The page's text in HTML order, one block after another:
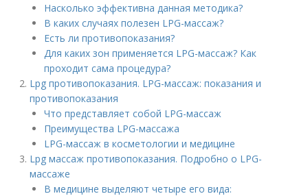
Насколько эффективна данная методика?
В каких случаях полезен LPG-массаж?
Есть ли противопоказания?
Для каких зон применяется LPG-массаж? Как
проходит сама процедура?
Lpg противопоказания. LPG-массаж: показания и
противопоказания
Что представляет собой LPG-массаж
Преимущества LPG-массажа
LPG-массаж в косметологии и медицине
Lpg массаж противопоказания. Подробно о LPG-
массаже
В медицине выделяют четыре его вида: